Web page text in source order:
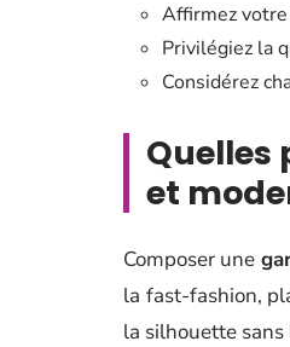
Affirmez votre
Privilégiez la
Considérez
Quelles
et
Composer une
la fast-fashion,
la silhouette sans